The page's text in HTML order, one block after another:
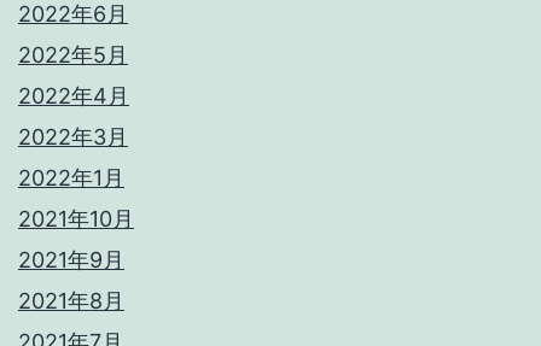
2022年6月
2022年5月
2022年4月
2022年3月
2022年1月
2021年10月
2021年9月
2021年8月